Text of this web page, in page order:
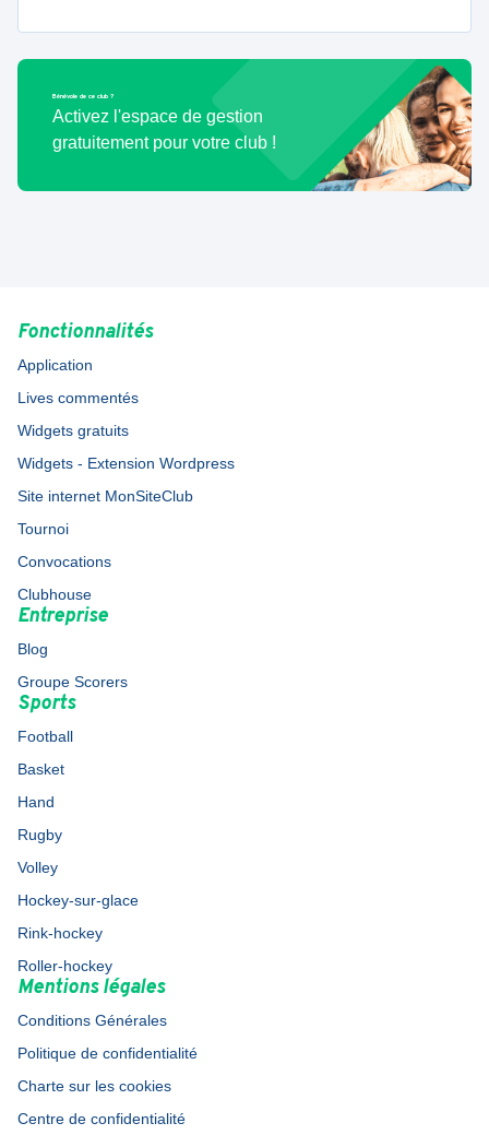
Bénévole de ce club ?
Activez l'espace de gestion
gratuitement pour votre club !
Fonctionnalités
Application
Lives commentés
Widgets gratuits
Widgets - Extension Wordpress
Site internet MonSiteClub
Tournoi
Convocations
Clubhouse
Entreprise
Blog
Groupe Scorers
Sports
Football
Basket
Hand
Rugby
Volley
Hockey-sur-glace
Rink-hockey
Roller-hockey
Mentions légales
Conditions Générales
Politique de confidentialité
Charte sur les cookies
Centre de confidentialité